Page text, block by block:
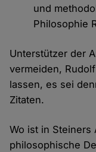
und
Philosophie
Unterstützer der
vermeiden,
lassen, es sei
Zitaten.
Wo ist in Steiners
philosophische